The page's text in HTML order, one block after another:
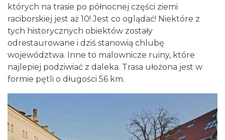
których na trasie po północnej części ziemi
raciborskiej jest aż 10! Jest co oglądać! Niektóre z
tych historycznych obiektów zostały
odrestaurowane i dziś stanowią chlubę
województwa. Inne to malownicze ruiny, które
najlepiej podziwiać z daleka. Trasa ułożona jest w
formie pętli o długości 56 km.